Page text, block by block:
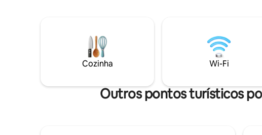
perto da fogueira ou aproveite o convés
e cozinhe com a família e os amigos.
Temos uma política de não permitir
animais de estimação devido às nossas
Gainesville nas proximidades
árvores Relaxe na varanda ou ao redor
do fogo e faça
incríveis em sua
Cozinha Wi-Fi
Outros pontos turísticos